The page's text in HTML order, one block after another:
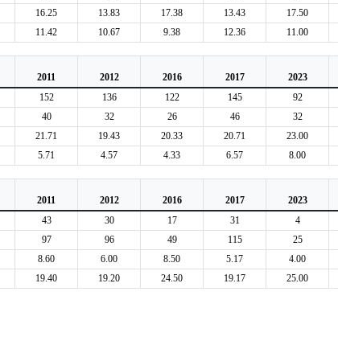
16.25 13.83 17.38 13.43 17.50
11.42 10.67 9.38 12.36 11.00
2011 2012 2016 2017 2023
152 136 122 145 92
40 32 26 46 32
21.71 19.43 20.33 20.71 23.00
5.71 4.57 4.33 6.57 8.00
2011 2012 2016 2017 2023
43 30 17 31 4
97 96 49 115 25
8.60 6.00 8.50 5.17 4.00
19.40 19.20 24.50 19.17 25.00